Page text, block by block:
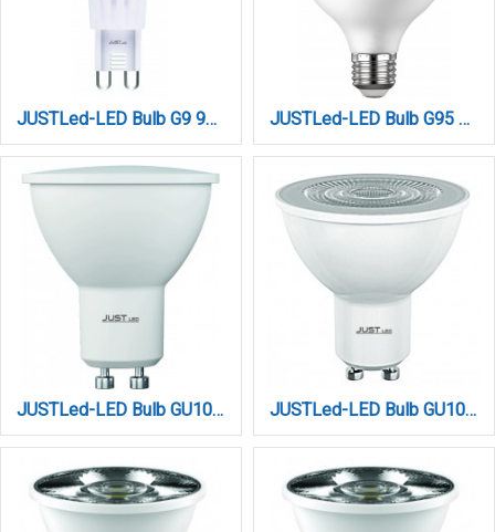
JUSTLed-LED Bulb G9 9W 1200LM 4000K Φυσικό (B090009012) JUSTLed-LED Bulb G95 E27 15W 4000K Φυσικό (B279515012)
JUSTLed-LED Bulb GU10 6Watt 4000K Φυσικό (B100006012) JUSTLed-LED Bulb GU10 7W 4000K Dimmable Φυσικό (B100007042)